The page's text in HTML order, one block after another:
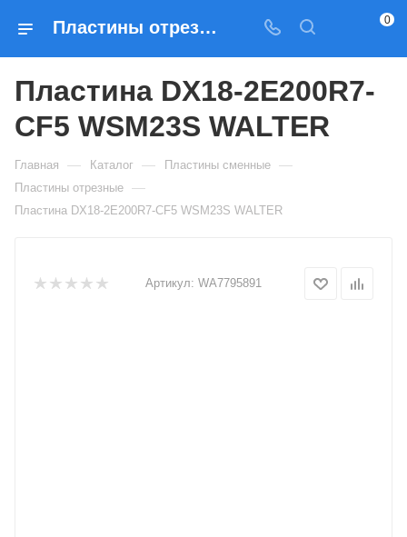
Пластины отрезные Пластина DX18-2E200R7-CF5 WSM23S WALTER — купить по выгодным ценам в Москве 0
Пластина DX18-2E200R7-
CF5 WSM23S WALTER
Главная — Каталог — Пластины сменные —
Пластины отрезные —
Пластина DX18-2E200R7-CF5 WSM23S WALTER
Артикул: WA7795891